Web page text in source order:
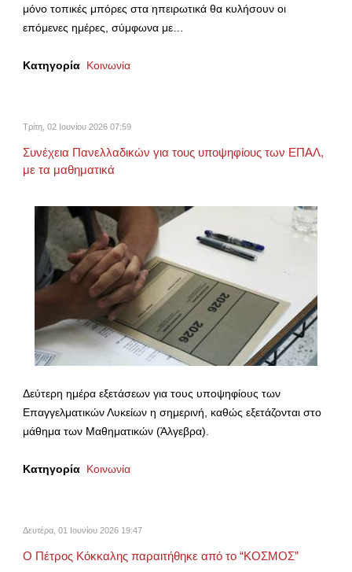
μόνο τοπικές μπόρες στα ηπειρωτικά θα κυλήσουν οι
επόμενες ημέρες, σύμφωνα με…
Κατηγορία Κοινωνία
Τρίτη, 02 Ιουνίου 2026 07:59
Συνέχεια Πανελλαδικών για τους υποψηφίους των ΕΠΑΛ,
με τα μαθηματικά
Δεύτερη ημέρα εξετάσεων για τους υποψηφίους των
Επαγγελματικών Λυκείων η σημερινή, καθώς εξετάζονται στο
μάθημα των Μαθηματικών (Άλγεβρα).
Κατηγορία Κοινωνία
Δευτέρα, 01 Ιουνίου 2026 19:47
Ο Πέτρος Κόκκαλης παραιτήθηκε από το “ΚΟΣΜΟΣ”